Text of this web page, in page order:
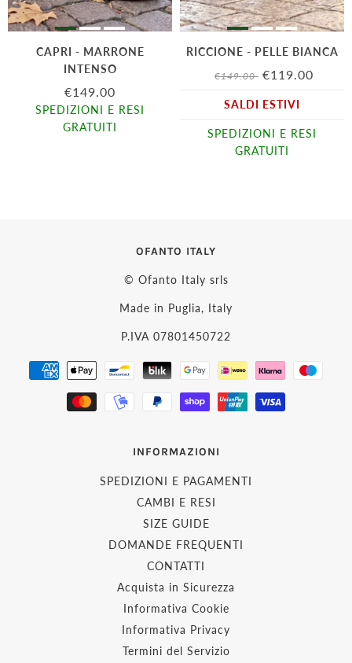
CAPRI - MARRONE
INTENSO
€149.00
SPEDIZIONI E RESI
GRATUITI
RICCIONE - PELLE BIANCA
€149.00 €119.00
SALDI ESTIVI
SPEDIZIONI E RESI
GRATUITI
OFANTO ITALY
© Ofanto Italy srls
Made in Puglia, Italy
P.IVA 07801450722
INFORMAZIONI
SPEDIZIONI E PAGAMENTI
CAMBI E RESI
SIZE GUIDE
DOMANDE FREQUENTI
CONTATTI
Acquista in Sicurezza
Informativa Cookie
Informativa Privacy
Termini del Servizio